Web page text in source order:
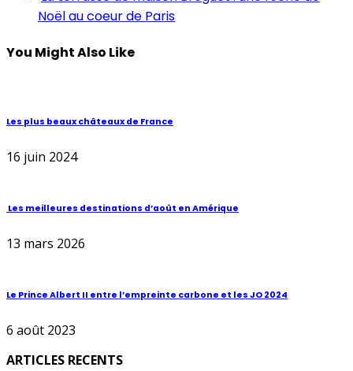
Noël au coeur de Paris
You Might Also Like
Les plus beaux châteaux de France
16 juin 2024
Les meilleures destinations d’août en Amérique
13 mars 2026
Le Prince Albert II entre l’empreinte carbone et les JO 2024
6 août 2023
ARTICLES RECENTS